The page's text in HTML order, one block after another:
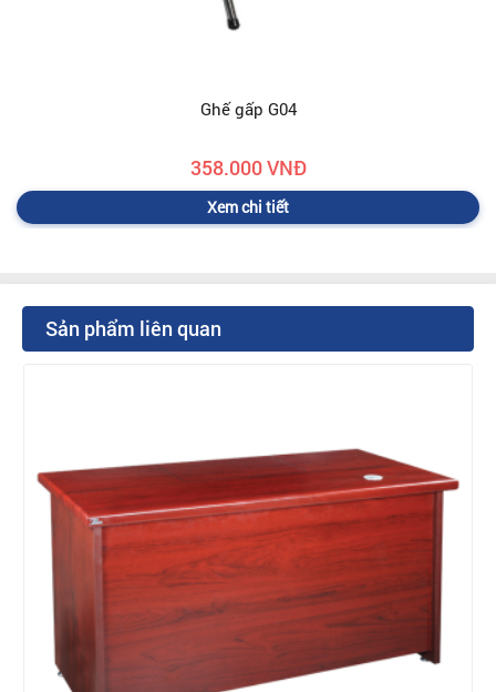
Ghế gấp G04
358.000 VNĐ
Xem chi tiết
Sản phẩm liên quan